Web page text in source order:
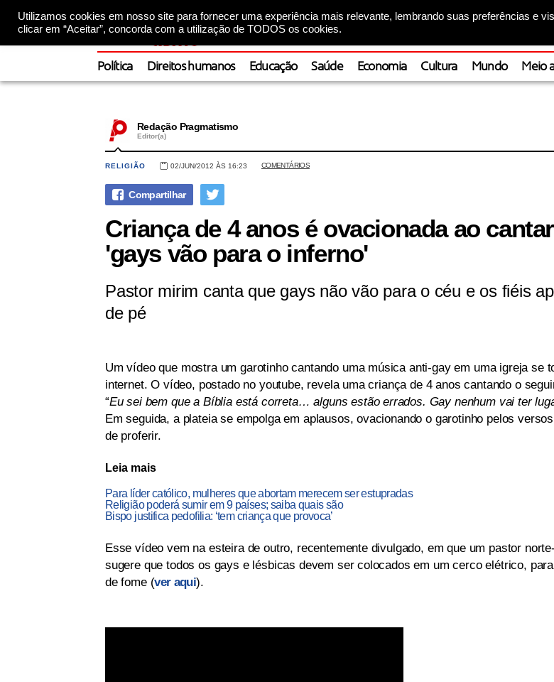
Utilizamos cookies em nosso site para fornecer uma experiência mais relevante, lembrando suas preferências e
clicar em “Aceitar”, concorda com a utilização de TODOS os cookies.
Política Direitos humanos Educação Saúde Economia Cultura Mundo Meio
Redação Pragmatismo
Editor(a)
RELIGIÃO 02/JUN/2012 ÀS 16:23 COMENTÁRIOS
Criança de 4 anos é ovacionada ao
'gays vão para o inferno'
Pastor mirim canta que gays não vão para o céu e os fiéis
de pé
Um vídeo que mostra um garotinho cantando uma música anti-gay em uma igreja se
internet. O vídeo, postado no youtube, revela uma criança de 4 anos cantando o
“Eu sei bem que a Bíblia está correta… alguns estão errados. Gay nenhum vai ter
Em seguida, a plateia se empolga em aplausos, ovacionando o garotinho pelos
de proferir.
Leia mais
Para líder católico, mulheres que abortam merecem ser estupradas
Religião poderá sumir em 9 países; saiba quais são
Bispo justifica pedofilia: ‘tem criança que provoca’
Esse vídeo vem na esteira de outro, recentemente divulgado, em que um pastor
sugere que todos os gays e lésbicas devem ser colocados em um cerco elétrico,
de fome (ver aqui).